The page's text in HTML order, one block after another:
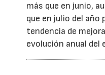
más que en junio,
que en julio del año
tendencia de
evolución anual del